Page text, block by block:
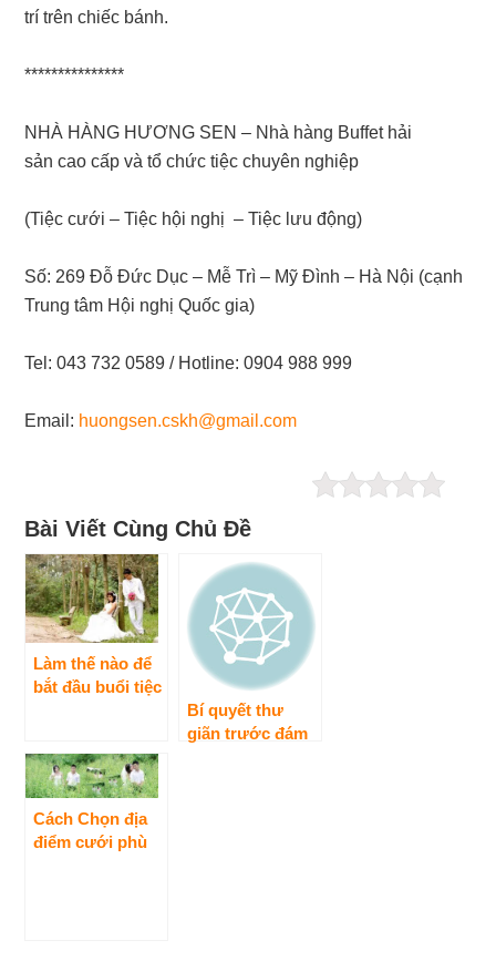
trí trên chiếc bánh.
***************
NHÀ HÀNG HƯƠNG SEN – Nhà hàng Buffet hải
sản cao cấp và tổ chức tiệc chuyên nghiệp
(Tiệc cưới – Tiệc hội nghị – Tiệc lưu động)
Số: 269 Đỗ Đức Dục – Mễ Trì – Mỹ Đình – Hà Nội (cạnh
Trung tâm Hội nghị Quốc gia)
Tel: 043 732 0589 / Hotline: 0904 988 999
Email: huongsen.cskh@gmail.com
Bài Viết Cùng Chủ Đề
Làm thế nào để
bắt đầu buổi tiệc
Bí quyết thư
giãn trước đám
Cách Chọn địa
điểm cưới phù